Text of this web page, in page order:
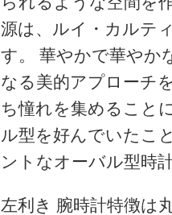
源は、ルイ・カルテ
す。 華やかで華やか
なる美的アプローチ
ち憧れを集めること
ル型を好んでいたこ
ントなオーバル型時
左利き 腕時計特徴は